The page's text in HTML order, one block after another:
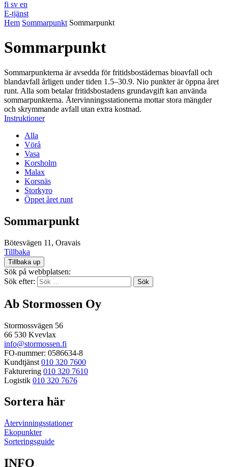
fi sv en
E-tjänst
Hem Sommarpunkt Sommarpunkt
Sommarpunkt
Sommarpunkterna är avsedda för fritidsbostädernas bioavfall och
blandavfall årligen under tiden 1.5–30.9. Nio punkter är öppna året
runt. Alla som betalar fritidsbostadens grundavgift kan använda
sommarpunkterna. Återvinningsstationerna mottar stora mängder
och skrymmande avfall utan extra kostnad.
Instruktioner
Alla
Vörå
Vasa
Korsholm
Malax
Korsnäs
Storkyro
Öppet året runt
Sommarpunkt
Bötesvägen 11, Oravais
Tillbaka
Tillbaka up
Sök på webbplatsen:
Sök efter:
Ab Stormossen Oy
Stormossvägen 56
66 530 Kvevlax
info@stormossen.fi
FO-nummer: 0586634-8
Kundtjänst 010 320 7600
Fakturering 010 320 7610
Logistik 010 320 7676
Sortera här
Återvinningsstationer
Ekopunkter
Sorteringsguide
INFO